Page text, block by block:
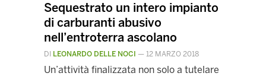
Sequestrato un intero impianto
di carburanti abusivo
nell’entroterra ascolano
DI LEONARDO DELLE NOCI — 12 MARZO 2018
Un’attività finalizzata non solo a tutelare